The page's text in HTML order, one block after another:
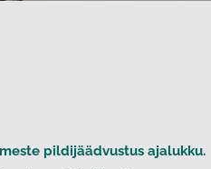
pildijäädvustus ajalukku.